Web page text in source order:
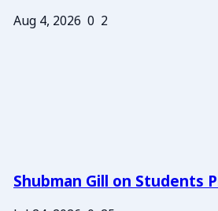
Aug 4, 2026 0 2
Shubman Gill on Students